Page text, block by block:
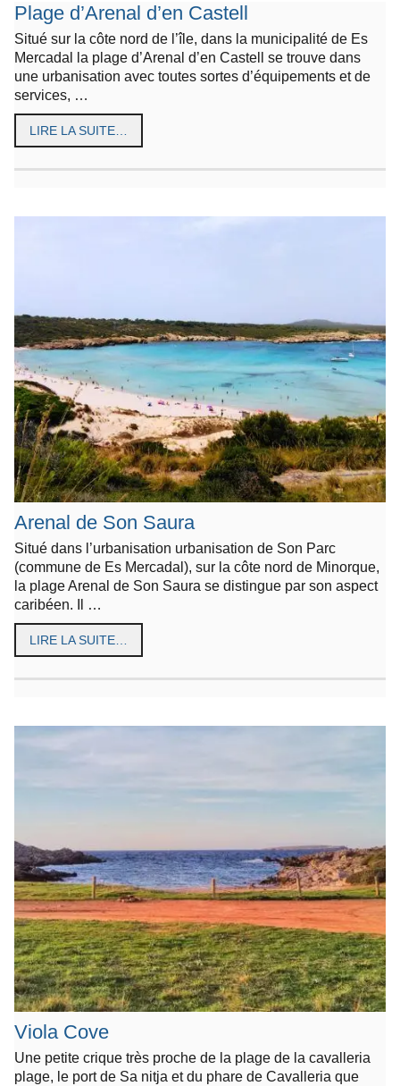
Plage d’Arenal d’en Castell
Situé sur la côte nord de l’île, dans la municipalité de Es
Mercadal la plage d’Arenal d’en Castell se trouve dans
une urbanisation avec toutes sortes d’équipements et de
services, …
LIRE LA SUITE…
Arenal de Son Saura
Situé dans l’urbanisation urbanisation de Son Parc
(commune de Es Mercadal), sur la côte nord de Minorque,
la plage Arenal de Son Saura se distingue par son aspect
caribéen. Il …
LIRE LA SUITE…
Viola Cove
Une petite crique très proche de la plage de la cavalleria
plage, le port de Sa nitja et du phare de Cavalleria que